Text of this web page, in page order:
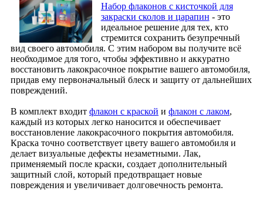
Набор флаконов с кисточкой для
закраски сколов и царапин - это
идеальное решение для тех, кто
стремится сохранить безупречный
вид своего автомобиля. С этим набором вы получите всё
необходимое для того, чтобы эффективно и аккуратно
восстановить лакокрасочное покрытие вашего автомобиля,
придав ему первоначальный блеск и защиту от дальнейших
повреждений.
В комплект входит флакон с краской и флакон с лаком,
каждый из которых легко наносится и обеспечивает
восстановление лакокрасочного покрытия автомобиля.
Краска точно соответствует цвету вашего автомобиля и
делает визуальные дефекты незаметными. Лак,
применяемый после краски, создает дополнительный
защитный слой, который предотвращает новые
повреждения и увеличивает долговечность ремонта.